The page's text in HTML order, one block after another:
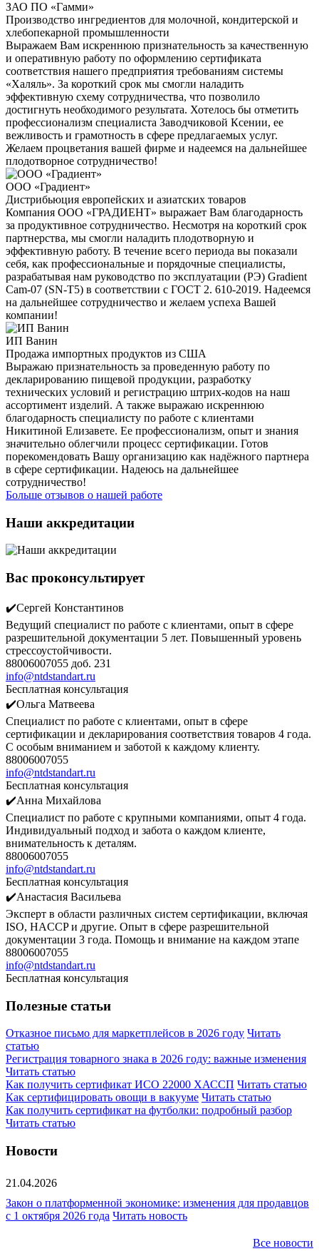
ЗАО ПО «Гамми»
Производство ингредиентов для молочной, кондитерской и
хлебопекарной промышленности
Выражаем Вам искреннюю признательность за качественную
и оперативную работу по оформлению сертификата
соответствия нашего предприятия требованиям системы
«Халяль». За короткий срок мы смогли наладить
эффективную схему сотрудничества, что позволило
достигнуть необходимого результата. Хотелось бы отметить
профессионализм специалиста Заводчиковой Ксении, ее
вежливость и грамотность в сфере предлагаемых услуг.
Желаем процветания вашей фирме и надеемся на дальнейшее
плодотворное сотрудничество!
ООО «Градиент»
Дистрибьюция европейских и азиатских товаров
Компания ООО «ГРАДИЕНТ» выражает Вам благодарность
за продуктивное сотрудничество. Несмотря на короткий срок
партнерства, мы смогли наладить плодотворную и
эффективную работу. В течение всего периода вы показали
себя, как профессиональные и порядочные специалисты,
разрабатывая нам руководство по эксплуатации (РЭ) Gradient
Cam-07 (SN-T5) в соответствии с ГОСТ 2. 610-2019. Надеемся
на дальнейшее сотрудничество и желаем успеха Вашей
компании!
ИП Ванин
Продажа импортных продуктов из США
Выражаю признательность за проведенную работу по
декларированию пищевой продукции, разработку
технических условий и регистрацию штрих-кодов на наш
ассортимент изделий. А также выражаю искреннюю
благодарность специалисту по работе с клиентами
Никитиной Елизавете. Ее профессионализм, опыт и знания
значительно облегчили процесс сертификации. Готов
порекомендовать Вашу организацию как надёжного партнера
в сфере сертификации. Надеюсь на дальнейшее
сотрудничество!
Больше отзывов о нашей работе
Наши аккредитации
Вас проконсультирует
✔️Сергей Константинов
Ведущий специалист по работе с клиентами, опыт в сфере
разрешительной документации 5 лет. Повышенный уровень
стрессоустойчивости.
88006007055 доб. 231
info@ntdstandart.ru
Бесплатная консультация
✔️Ольга Матвеева
Специалист по работе с клиентами, опыт в сфере
сертификации и декларирования соответствия товаров 4 года.
С особым вниманием и заботой к каждому клиенту.
88006007055
info@ntdstandart.ru
Бесплатная консультация
✔️Анна Михайлова
Специалист по работе с крупными компаниями, опыт 4 года.
Индивидуальный подход и забота о каждом клиенте,
внимательность к деталям.
88006007055
info@ntdstandart.ru
Бесплатная консультация
✔️Анастасия Васильева
Эксперт в области различных систем сертификации, включая
ISO, HACCP и другие. Опыт в сфере разрешительной
документации 3 года. Помощь и внимание на каждом этапе
88006007055
info@ntdstandart.ru
Бесплатная консультация
Полезные статьи
Отказное письмо для маркетплейсов в 2026 году Читать
статью
Регистрация товарного знака в 2026 году: важные изменения
Читать статью
Как получить сертификат ИСО 22000 ХАССП Читать статью
Как сертифицировать овощи в вакууме Читать статью
Как получить сертификат на футболки: подробный разбор
Читать статью
Новости
21.04.2026
Закон о платформенной экономике: изменения для продавцов
с 1 октября 2026 года Читать новость
Все новости